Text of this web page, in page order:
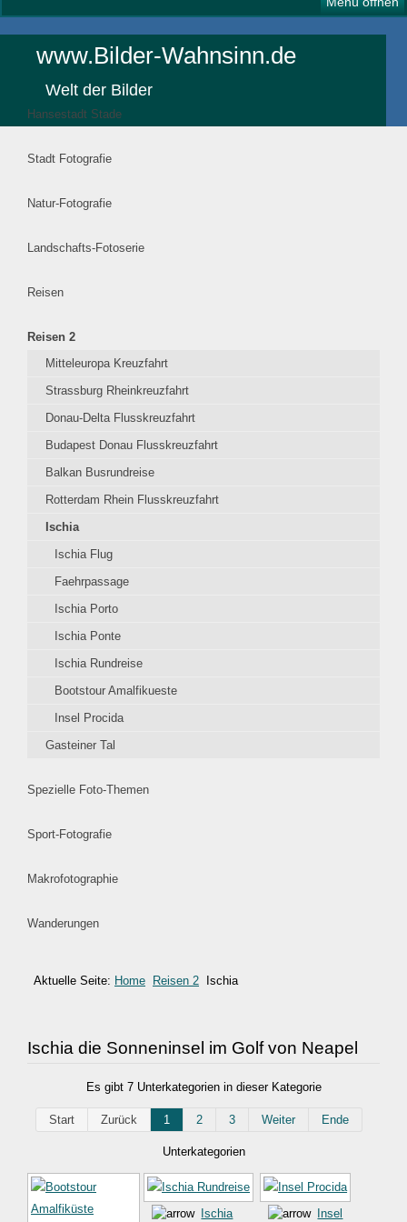
www.Bilder-Wahnsinn.de
Welt der Bilder
Hansestadt Stade
Stadt Fotografie
Natur-Fotografie
Landschafts-Fotoserie
Reisen
Reisen 2
Mitteleuropa Kreuzfahrt
Strassburg Rheinkreuzfahrt
Donau-Delta Flusskreuzfahrt
Budapest Donau Flusskreuzfahrt
Balkan Busrundreise
Rotterdam Rhein Flusskreuzfahrt
Ischia
Ischia Flug
Faehrpassage
Ischia Porto
Ischia Ponte
Ischia Rundreise
Bootstour Amalfikueste
Insel Procida
Gasteiner Tal
Spezielle Foto-Themen
Sport-Fotografie
Makrofotographie
Wanderungen
Aktuelle Seite: Home Reisen 2 Ischia
Ischia die Sonneninsel im Golf von Neapel
Es gibt 7 Unterkategorien in dieser Kategorie
Start Zurück 1 2 3 Weiter Ende
Unterkategorien
Ischia Insel